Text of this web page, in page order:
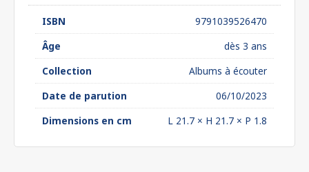
ISBN
9791039526470
Âge
dès 3 ans
Collection
Albums à écouter
Date de parution
06/10/2023
Dimensions en cm
L 21.7 × H 21.7 × P 1.8